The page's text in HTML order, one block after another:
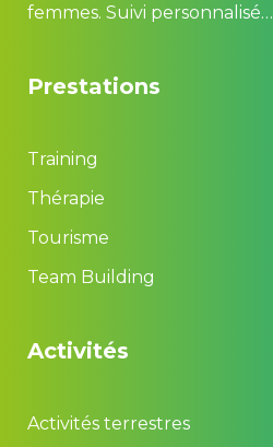
femmes. Suivi personnalisé…
Prestation
Training
Thérapie
Tourisme
Team Building
Activité
Activités terrestre